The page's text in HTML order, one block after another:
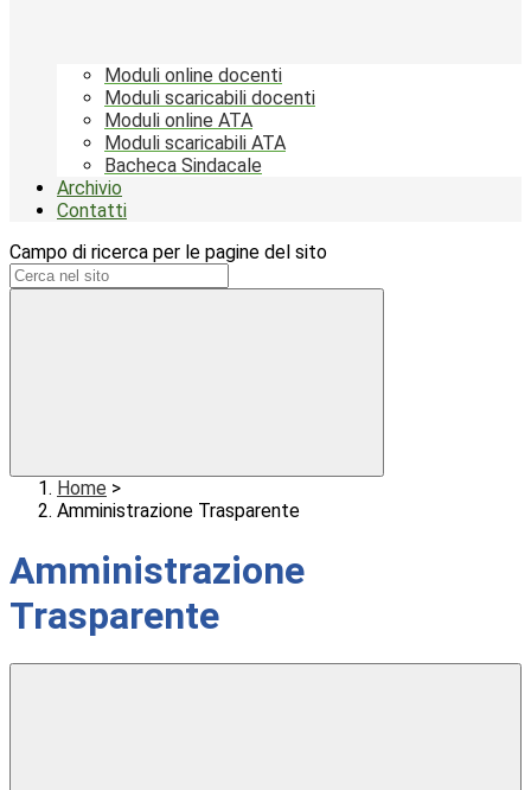
Moduli online docenti
Moduli scaricabili docenti
Moduli online ATA
Moduli scaricabili ATA
Bacheca Sindacale
Archivio
Contatti
Campo di ricerca per le pagine del sito
Home >
Amministrazione Trasparente
Amministrazione
Trasparente